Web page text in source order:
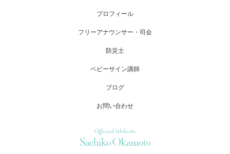
プロフィール
フリーアナウンサー・司会
防災士
ベビーサイン講師
ブログ
お問い合わせ